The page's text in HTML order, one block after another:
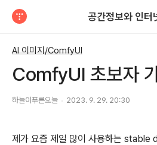
공간정보와 인터
AI 이미지/ComfyUI
ComfyUI 초보자
하늘이푸른오늘 2023. 9. 29. 20:30
제가 요즘 제일 많이 사용하는